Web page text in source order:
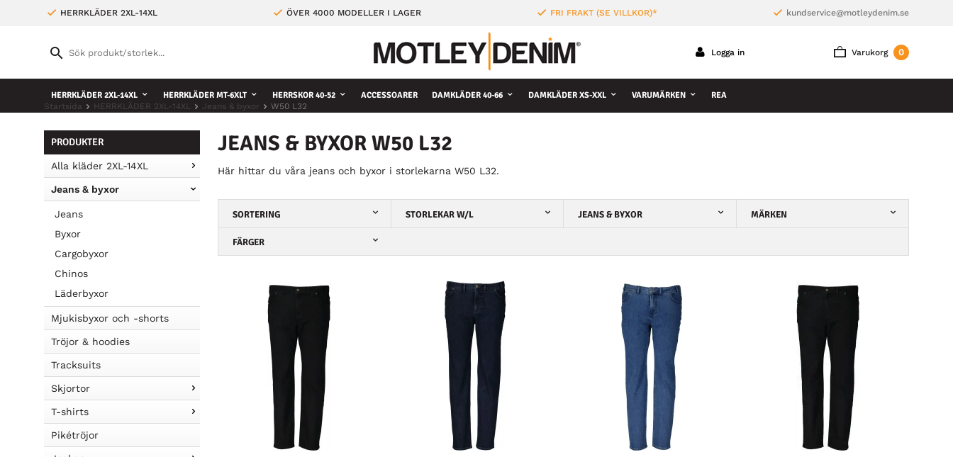
HERRKLÄDER 2XL-14XL ÖVER 4000 MODELLER I LAGER FRI FRAKT (SE VILLKOR)* kundservice@motleydenim.se
Varukorg 0
Logga in
HERRKLÄDER 2XL-14XL HERRKLÄDER MT-6XLT HERRSKOR 40-52 ACCESSOARER DAMKLÄDER 40-66 DAMKLÄDER XS-XXL VARUMÄRKEN REA
Startsida HERRKLÄDER 2XL-14XL Jeans & byxor W50 L32
PRODUKTER
Alla kläder 2XL-14XL
Jeans & byxor
Jeans
Byxor
Cargobyxor
Chinos
Läderbyxor
Mjukisbyxor och -shorts
Tröjor & hoodies
Tracksuits
Skjortor
T-shirts
Pikétröjor
JEANS & BYXOR W50 L32
Här hittar du våra jeans och byxor i storlekarna W50 L32.
SORTERING STORLEKAR W/L JEANS & BYXOR MÄRKEN
FÄRGER